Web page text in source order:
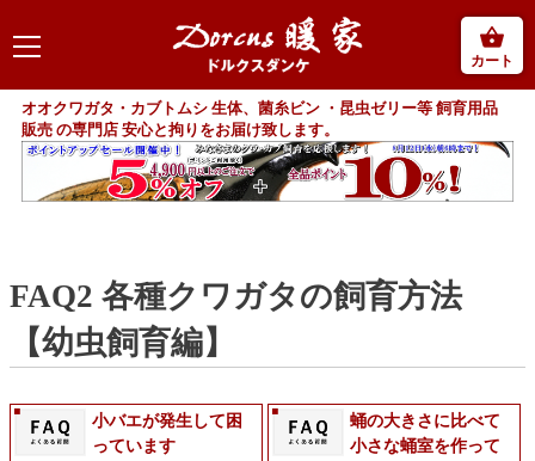
カート
オオクワガタ・カブトムシ 生体、菌糸ビン ・昆虫ゼリー等 飼育用品
販売 の専門店 安心と拘りをお届け致します。
FAQ2 各種クワガタの飼育方法
【幼虫飼育編】
小バエが発生して困
っています
蛹の大きさに比べて
小さな蛹室を作って